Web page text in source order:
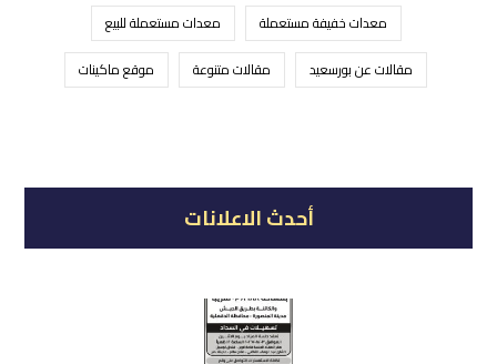
معدات خفيفة مستعملة
معدات مستعملة للبيع
مقالات عن بورسعيد
مقالات متنوعة موقع ماكينات
أحدث الاعلانات